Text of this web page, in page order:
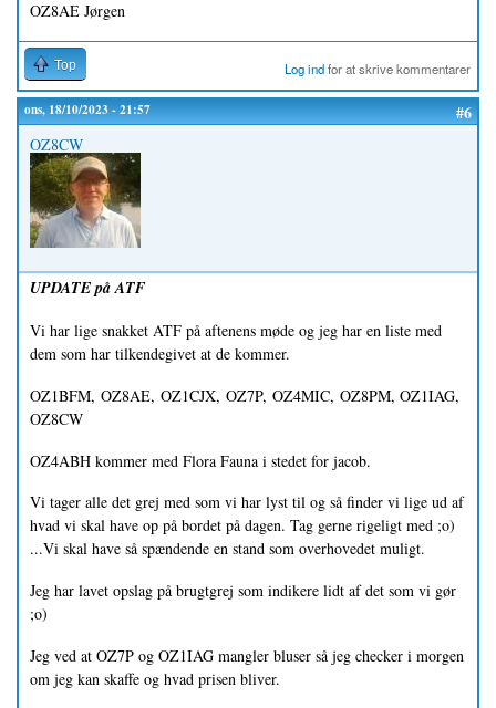
OZ8AE Jørgen
Top Log indfor at skrive kommentarer
ons, 18/10/2023 - 21:57 #6
OZ8CW
UPDATE på ATF
Vi har lige snakket ATF på aftenens møde og jeg har en liste med
dem som har tilkendegivet at de kommer.
OZ1BFM, OZ8AE, OZ1CJX, OZ7P, OZ4MIC, OZ8PM, OZ1IAG,
OZ8CW
OZ4ABH kommer med Flora Fauna i stedet for jacob.
Vi tager alle det grej med som vi har lyst til og så finder vi lige ud af
hvad vi skal have op på bordet på dagen. Tag gerne rigeligt med ;o)
...Vi skal have så spændende en stand som overhovedet muligt.
Jeg har lavet opslag på brugtgrej som indikere lidt af det som vi gør
;o)
Jeg ved at OZ7P og OZ1IAG mangler bluser så jeg checker i morgen
om jeg kan skaffe og hvad prisen bliver.